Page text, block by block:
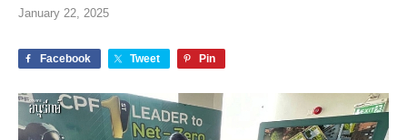
January 22, 2025
Facebook Tweet Pin